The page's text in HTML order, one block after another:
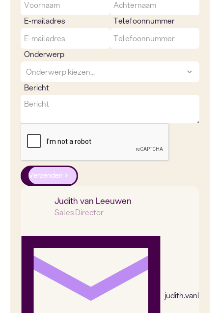
Judith van Leeuwen
Sales Director
E-mailadres Telefoonnummer
Onderwerp
Bericht
Verzenden